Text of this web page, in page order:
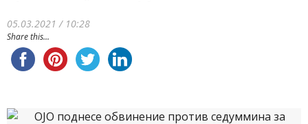
05.03.2021 / 10:28
Share this...